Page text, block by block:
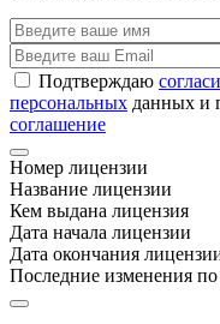
Подтверждаю
персональных данных и
соглашение
Номер лицензии
Название лицензии
Кем выдана лицензия
Дата начала лицензии
Дата окончания
Последние изменения по